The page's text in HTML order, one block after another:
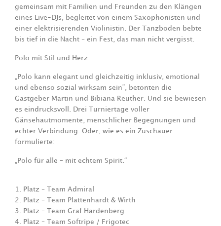
gemeinsam mit Familien und Freunden zu den Klängen
eines Live-DJs, begleitet von einem Saxophonisten und
einer elektrisierenden Violinistin. Der Tanzboden bebte
bis tief in die Nacht – ein Fest, das man nicht vergisst.
Polo mit Stil und Herz
„Polo kann elegant und gleichzeitig inklusiv, emotional
und ebenso sozial wirksam sein”, betonten die
Gastgeber Martin und Bibiana Reuther. Und sie bewiesen
es eindrucksvoll. Drei Turniertage voller
Gänsehautmomente, menschlicher Begegnungen und
echter Verbindung. Oder, wie es ein Zuschauer
formulierte:
„Polo für alle – mit echtem Spirit.“
1. Platz – Team Admiral
2. Platz – Team Plattenhardt & Wirth
3. Platz – Team Graf Hardenberg
4. Platz – Team Softripe / Frigotec